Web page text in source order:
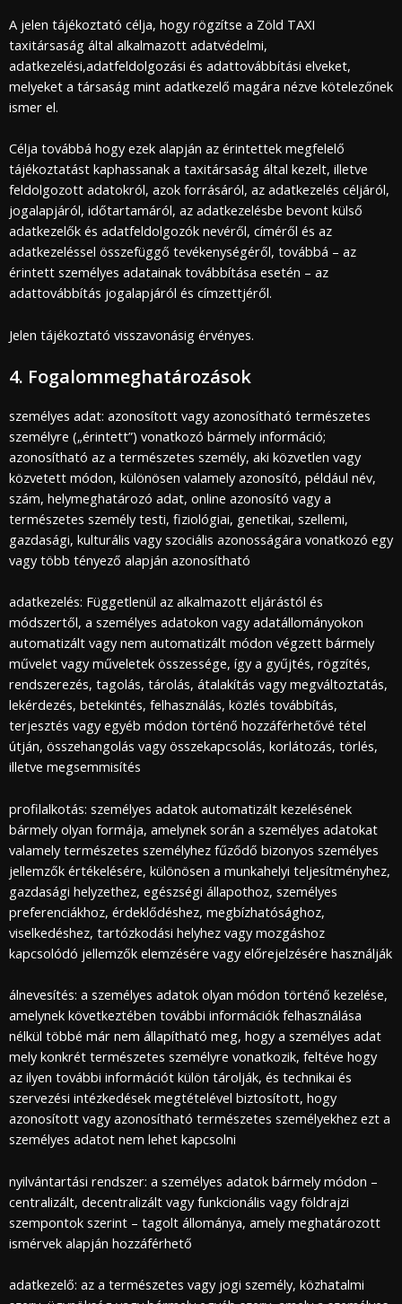
A jelen tájékoztató célja, hogy rögzítse a Zöld TAXI
taxitársaság által alkalmazott adatvédelmi,
adatkezelési,adatfeldolgozási és adattovábbítási elveket,
melyeket a társaság mint adatkezelő magára nézve kötelezőnek
ismer el.
Célja továbbá hogy ezek alapján az érintettek megfelelő
tájékoztatást kaphassanak a taxitársaság által kezelt, illetve
feldolgozott adatokról, azok forrásáról, az adatkezelés céljáról,
jogalapjáról, időtartamáról, az adatkezelésbe bevont külső
adatkezelők és adatfeldolgozók nevéről, címéről és az
adatkezeléssel összefüggő tevékenységéről, továbbá – az
érintett személyes adatainak továbbítása esetén – az
adattovábbítás jogalapjáról és címzettjéről.
Jelen tájékoztató visszavonásig érvényes.
4. Fogalommeghatározások
személyes adat: azonosított vagy azonosítható természetes
személyre („érintett”) vonatkozó bármely információ;
azonosítható az a természetes személy, aki közvetlen vagy
közvetett módon, különösen valamely azonosító, például név,
szám, helymeghatározó adat, online azonosító vagy a
természetes személy testi, fiziológiai, genetikai, szellemi,
gazdasági, kulturális vagy szociális azonosságára vonatkozó egy
vagy több tényező alapján azonosítható
adatkezelés: Függetlenül az alkalmazott eljárástól és
módszertől, a személyes adatokon vagy adatállományokon
automatizált vagy nem automatizált módon végzett bármely
művelet vagy műveletek összessége, így a gyűjtés, rögzítés,
rendszerezés, tagolás, tárolás, átalakítás vagy megváltoztatás,
lekérdezés, betekintés, felhasználás, közlés továbbítás,
terjesztés vagy egyéb módon történő hozzáférhetővé tétel
útján, összehangolás vagy összekapcsolás, korlátozás, törlés,
illetve megsemmisítés
profilalkotás: személyes adatok automatizált kezelésének
bármely olyan formája, amelynek során a személyes adatokat
valamely természetes személyhez fűződő bizonyos személyes
jellemzők értékelésére, különösen a munkahelyi teljesítményhez,
gazdasági helyzethez, egészségi állapothoz, személyes
preferenciákhoz, érdeklődéshez, megbízhatósághoz,
viselkedéshez, tartózkodási helyhez vagy mozgáshoz
kapcsolódó jellemzők elemzésére vagy előrejelzésére használják
álnevesítés: a személyes adatok olyan módon történő kezelése,
amelynek következtében további információk felhasználása
nélkül többé már nem állapítható meg, hogy a személyes adat
mely konkrét természetes személyre vonatkozik, feltéve hogy
az ilyen további információt külön tárolják, és technikai és
szervezési intézkedések megtételével biztosított, hogy
azonosított vagy azonosítható természetes személyekhez ezt a
személyes adatot nem lehet kapcsolni
nyilvántartási rendszer: a személyes adatok bármely módon –
centralizált, decentralizált vagy funkcionális vagy földrajzi
szempontok szerint – tagolt állománya, amely meghatározott
ismérvek alapján hozzáférhető
adatkezelő: az a természetes vagy jogi személy, közhatalmi